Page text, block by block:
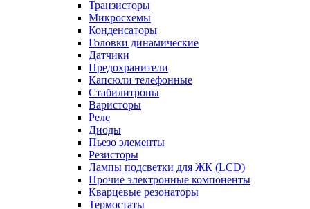
Транзисторы
Микросхемы
Конденсаторы
Головки динамические
Датчики
Предохранители
Капсюли телефонные
Стабилитроны
Варисторы
Реле
Диоды
Пьезо элементы
Резисторы
Лампы подсветки для ЖК (LCD)
Прочие электронные компоненты
Кварцевые резонаторы
Термостаты